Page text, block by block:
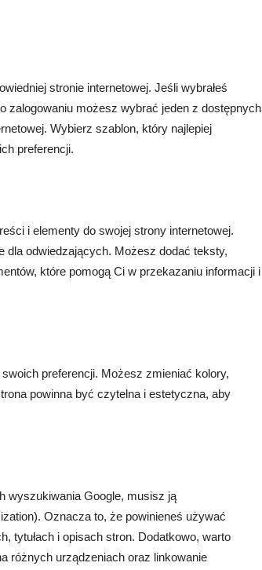
stronie internetowej. Jeśli wybrałeś
zalogowaniu możesz wybrać jeden z dostępnych
Wybierz szablon, który najlepiej
preferencji.
i elementy do swojej strony internetowej.
dla odwiedzających. Możesz dodać teksty,
które pomogą Ci w przekazaniu informacji i
preferencji. Możesz zmieniać kolory,
powinna być czytelna i estetyczna, aby
wyszukiwania Google, musisz ją
Oznacza to, że powinieneś używać
tytułach i opisach stron. Dodatkowo, warto
różnych urządzeniach oraz linkowanie